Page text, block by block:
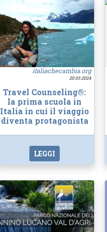
italiachecambia.org
20.03.2024
Travel Counseling®:
la prima scuola in
Italia in cui il viaggio
diventa protagonista
LEGGI